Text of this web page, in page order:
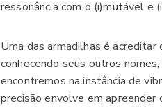
ressonância com o (i)mutável e
Uma das armadilhas é
conhecendo seus outros
encontremos na instância de
precisão envolve em apreender